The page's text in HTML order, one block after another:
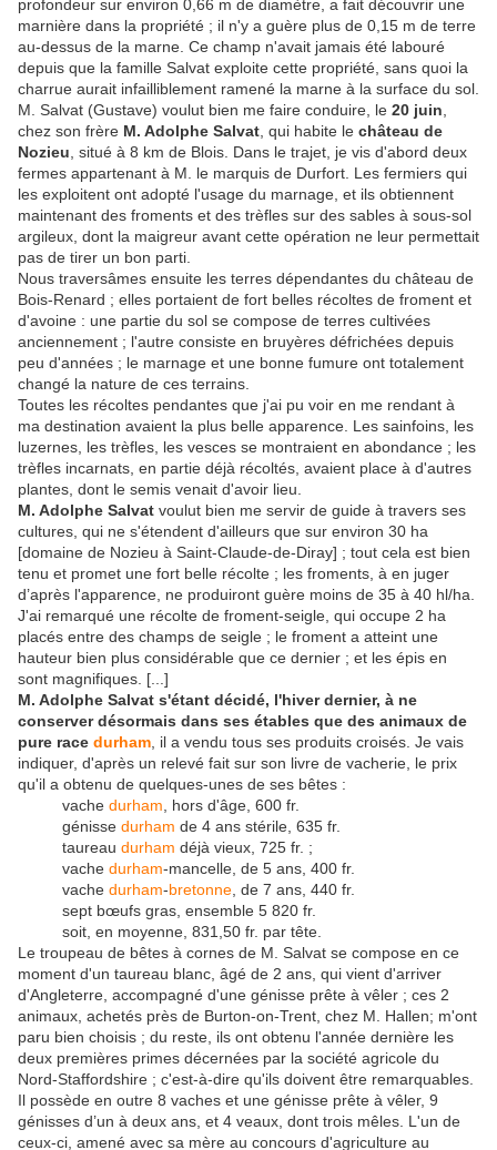
profondeur sur environ 0,66 m de diamètre, a fait découvrir une
marnière dans la propriété ; il n'y a guère plus de 0,15 m de terre
au-dessus de la marne. Ce champ n'avait jamais été labouré
depuis que la famille Salvat exploite cette propriété, sans quoi la
charrue aurait infailliblement ramené la marne à la surface du sol.
M. Salvat (Gustave) voulut bien me faire conduire, le 20 juin
chez son frère M. Adolphe Salvat , qui habite le château de
Nozieu , situé à 8 km de Blois. Dans le trajet, je vis d'abord deux
fermes appartenant à M. le marquis de Durfort. Les fermiers qui
les exploitent ont adopté l'usage du marnage, et ils obtiennent
maintenant des froments et des trèfles sur des sables à sous-sol
argileux, dont la maigreur avant cette opération ne leur permettait
pas de tirer un bon parti.
Nous traversâmes ensuite les terres dépendantes du château de
Bois-Renard ; elles portaient de fort belles récoltes de froment et
d'avoine : une partie du sol se compose de terres cultivées
anciennement ; l'autre consiste en bruyères défrichées depuis
peu d'années ; le marnage et une bonne fumure ont totalement
changé la nature de ces terrains.
Toutes les récoltes pendantes que j'ai pu voir en me rendant à
ma destination avaient la plus belle apparence. Les sainfoins, les
luzernes, les trèfles, les vesces se montraient en abondance ; les
trèfles incarnats, en partie déjà récoltés, avaient place à d'autres
plantes, dont le semis venait d'avoir lieu.
M. Adolphe Salvat voulut bien me servir de guide à travers ses
cultures, qui ne s'étendent d'ailleurs que sur environ 30 ha
[domaine de Nozieu à Saint-Claude-de-Diray] ; tout cela est bien
tenu et promet une fort belle récolte ; les froments, à en juger
d’après l'apparence, ne produiront guère moins de 35 à 40 hl/ha.
J'ai remarqué une récolte de froment-seigle, qui occupe 2 ha
placés entre des champs de seigle ; le froment a atteint une
hauteur bien plus considérable que ce dernier ; et les épis en
sont magnifiques. [...]
M. Adolphe Salvat s'étant décidé, l'hiver dernier, à ne
conserver désormais dans ses étables que des animaux de
pure race durham , il a vendu tous ses produits croisés. Je vais
indiquer, d'après un relevé fait sur son livre de vacherie, le prix
qu'il a obtenu de quelques-unes de ses bêtes :
vache durham , hors d'âge, 600 fr.
génisse durham de 4 ans stérile, 635 fr.
taureau durham déjà vieux, 725 fr. ;
vache durham-mancelle, de 5 ans, 400 fr.
vache durham-bretonne , de 7 ans, 440 fr.
sept bœufs gras, ensemble 5 820 fr.
soit, en moyenne, 831,50 fr. par tête.
Le troupeau de bêtes à cornes de M. Salvat se compose en ce
moment d'un taureau blanc, âgé de 2 ans, qui vient d'arriver
d'Angleterre, accompagné d'une génisse prête à vêler ; ces 2
animaux, achetés près de Burton-on-Trent, chez M. Hallen; m'ont
paru bien choisis ; du reste, ils ont obtenu l'année dernière les
deux premières primes décernées par la société agricole du
Nord-Staffordshire ; c'est-à-dire qu'ils doivent être remarquables.
Il possède en outre 8 vaches et une génisse prête à vêler, 9
génisses d’un à deux ans, et 4 veaux, dont trois mêles. L'un de
ceux-ci, amené avec sa mère au concours d'agriculture au